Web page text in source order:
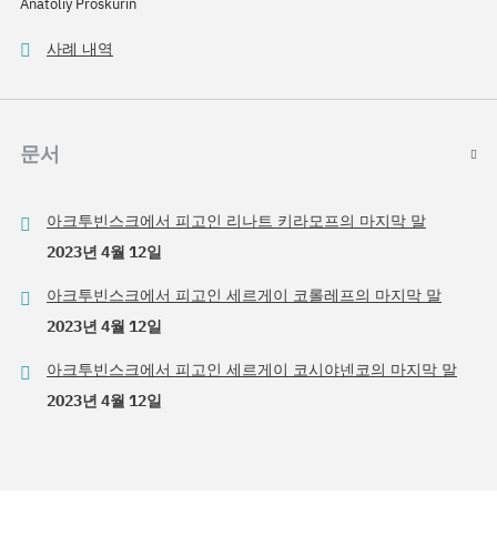
Anatoliy Proskurin
사례 내역
문서
아크투빈스크에서 피고인 리나트 키라모프의 마지막 말
2023년 4월 12일
아크투빈스크에서 피고인 세르게이 코롤레프의 마지막 말
2023년 4월 12일
아크투빈스크에서 피고인 세르게이 코시야넨코의 마지막 말
2023년 4월 12일